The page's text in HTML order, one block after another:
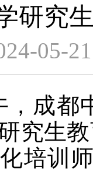
研究
05-
，成都
究生
培训